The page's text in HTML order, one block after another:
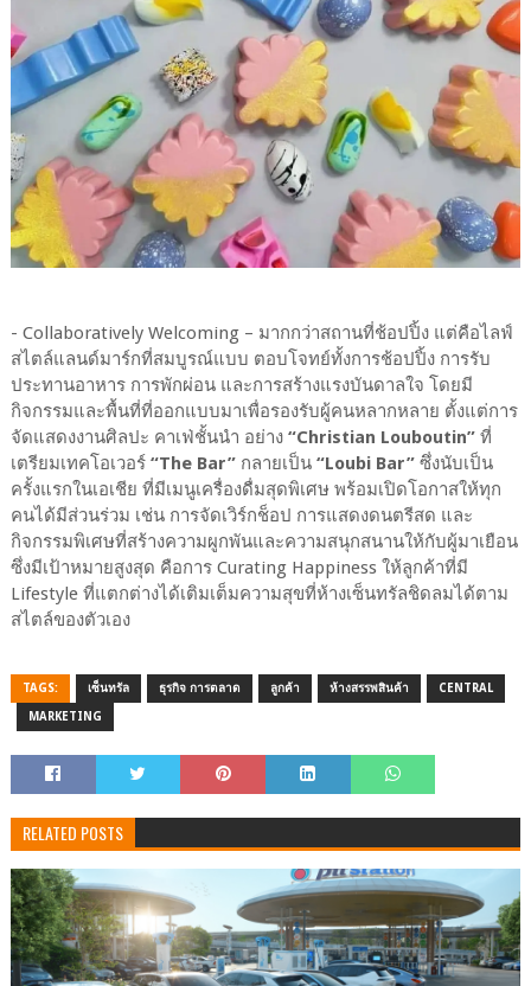
- Collaboratively Welcoming – มากกว่าสถานที่ช้อปปิ้ง แต่คือไลฟ์
สไตล์แลนด์มาร์กที่สมบูรณ์แบบ ตอบโจทย์ทั้งการช้อปปิ้ง การรับ
ประทานอาหาร การพักผ่อน และการสร้างแรงบันดาลใจ โดยมี
กิจกรรมและพื้นที่ที่ออกแบบมาเพื่อรองรับผู้คนหลากหลาย ตั้งแต่การ
จัดแสดงงานศิลปะ คาเฟ่ชั้นนำ อย่าง “Christian Louboutin”ที่
เตรียมเทคโอเวอร์ “The Bar”กลายเป็น “Loubi Bar”ซึ่งนับเป็น
ครั้งแรกในเอเชีย ที่มีเมนูเครื่องดื่มสุดพิเศษ พร้อมเปิดโอกาสให้ทุก
คนได้มีส่วนร่วม เช่น การจัดเวิร์กช็อป การแสดงดนตรีสด และ
กิจกรรมพิเศษที่สร้างความผูกพันและความสนุกสนานให้กับผู้มาเยือน
ซึ่งมีเป้าหมายสูงสุด คือการ Curating Happiness ให้ลูกค้าที่มี
Lifestyle ที่แตกต่างได้เติมเต็มความสุขที่ห้างเซ็นทรัลชิดลมได้ตาม
สไตล์ของตัวเอง
TAGS: เซ็นทรัล ธุรกิจ การตลาด ลูกค้า ห้างสรรพสินค้า CENTRAL
MARKETING
RELATED POSTS